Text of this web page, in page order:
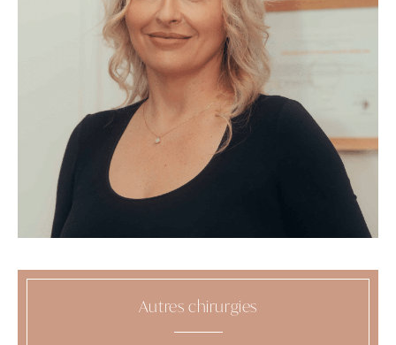
Autres chirurgies